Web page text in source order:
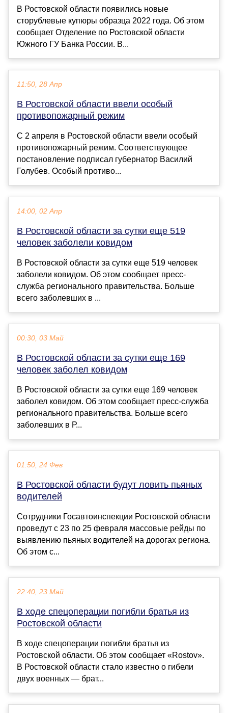
В Ростовской области появились новые
сторублевые купюры образца 2022 года. Об этом
сообщает Отделение по Ростовской области
Южного ГУ Банка России. В...
11:50, 28 Апр
В Ростовской области ввели особый
противопожарный режим
С 2 апреля в Ростовской области ввели особый
противопожарный режим. Соответствующее
постановление подписал губернатор Василий
Голубев. Особый противо...
14:00, 02 Апр
В Ростовской области за сутки еще 519
человек заболели ковидом
В Ростовской области за сутки еще 519 человек
заболели ковидом. Об этом сообщает пресс-
служба регионального правительства. Больше
всего заболевших в ...
00:30, 03 Май
В Ростовской области за сутки еще 169
человек заболел ковидом
В Ростовской области за сутки еще 169 человек
заболел ковидом. Об этом сообщает пресс-служба
регионального правительства. Больше всего
заболевших в Р...
01:50, 24 Фев
В Ростовской области будут ловить пьяных
водителей
Сотрудники Госавтоинспекции Ростовской области
проведут с 23 по 25 февраля массовые рейды по
выявлению пьяных водителей на дорогах региона.
Об этом с...
22:40, 23 Май
В ходе спецоперации погибли братья из
Ростовской области
В ходе спецоперации погибли братья из
Ростовской области. Об этом сообщает «Rostov».
В Ростовской области стало известно о гибели
двух военных — брат...